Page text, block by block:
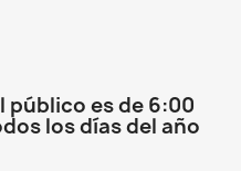
público es de 6:00
los días del año